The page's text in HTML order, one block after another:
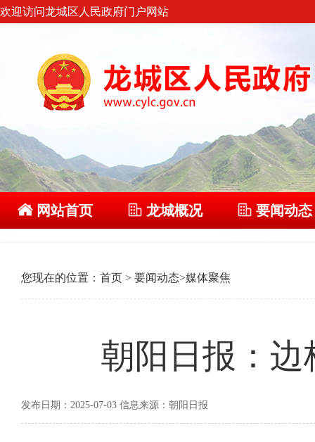
欢迎访问龙城区人民政府门户网站
网站首页 龙城概况 要闻动态
您现在的位置： 首页 > 要闻动态>媒体聚焦
朝阳日报：
发布日期：2025-07-03 信息来源：朝阳日报